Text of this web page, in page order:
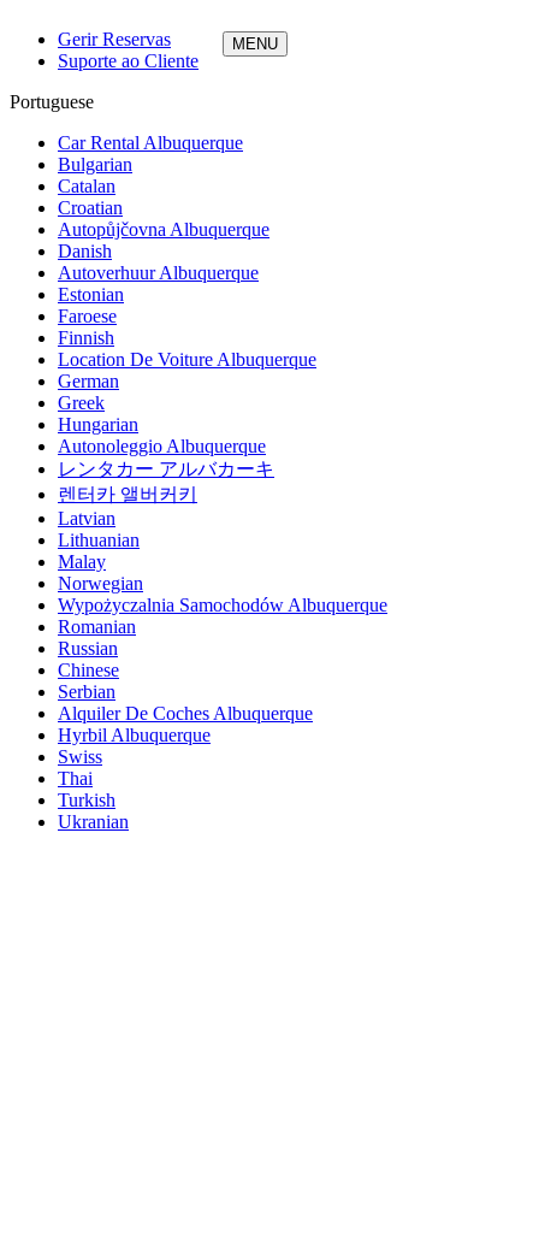
Gerir Reservas
Suporte ao Cliente
Portuguese
Car Rental Albuquerque
Bulgarian
Catalan
Croatian
Autopůjčovna Albuquerque
Danish
Autoverhuur Albuquerque
Estonian
Faroese
Finnish
Location De Voiture Albuquerque
German
Greek
Hungarian
Autonoleggio Albuquerque
レンタカー アルバカーキ
렌터카 앨버커키
Latvian
Lithuanian
Malay
Norwegian
Wypożyczalnia Samochodów Albuquerque
Romanian
Russian
Chinese
Serbian
Alquiler De Coches Albuquerque
Hyrbil Albuquerque
Swiss
Thai
Turkish
Ukranian